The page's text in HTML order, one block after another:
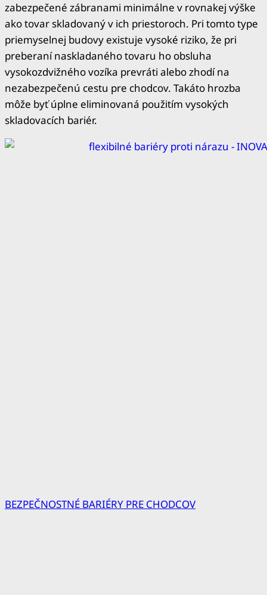
zabezpečené zábranami minimálne v rovnakej výške
ako tovar skladovaný v ich priestoroch. Pri tomto type
priemyselnej budovy existuje vysoké riziko, že pri
preberaní naskladaného tovaru ho obsluha
vysokozdvižného vozíka prevráti alebo zhodí na
nezabezpečenú cestu pre chodcov. Takáto hrozba
môže byť úplne eliminovaná použitím vysokých
skladovacích bariér.
BEZPEČNOSTNÉ BARIÉRY PRE CHODCOV